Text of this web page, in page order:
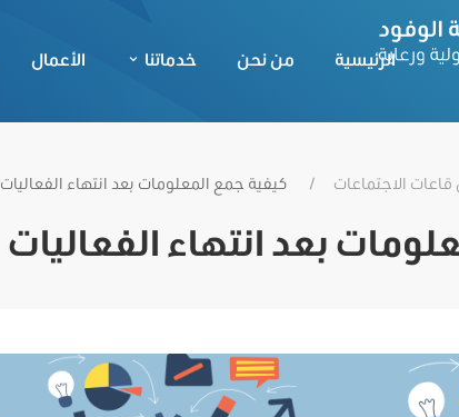
الرئيسية من نحن خدماتنا الأعمال
قاعات الاجتماعات كيفية جمع المعلومات بعد انتهاء الفعاليات
بعد انتهاء الفعاليات